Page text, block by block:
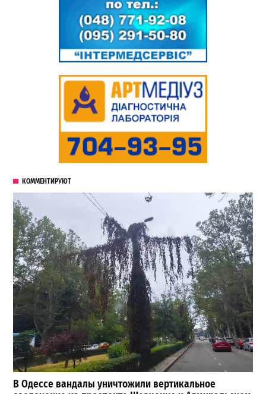
КОММЕНТИРУЮТ
В Одессе вандалы уничтожили вертикальное